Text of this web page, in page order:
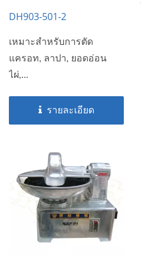
DH903-501-2
เหมาะสำหรับการตัด
แครอท, ลาปา, ยอดอ่อน
ไผ่,...
รายละเอียด